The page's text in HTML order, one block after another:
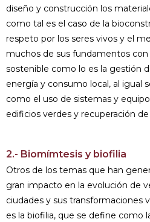
diseño y construcción los
como tal es el caso de la
respeto por los seres vivos y el
muchos de sus fundamentos
sostenible como lo es la gestión
energía y consumo local, al igual
como el uso de sistemas y
edificios verdes y recuperación
2.- Biomímtesis y biofilia
Otros de los temas que han
gran impacto en la evolución de
ciudades y sus transformaciones
es la biofilia, que se define como